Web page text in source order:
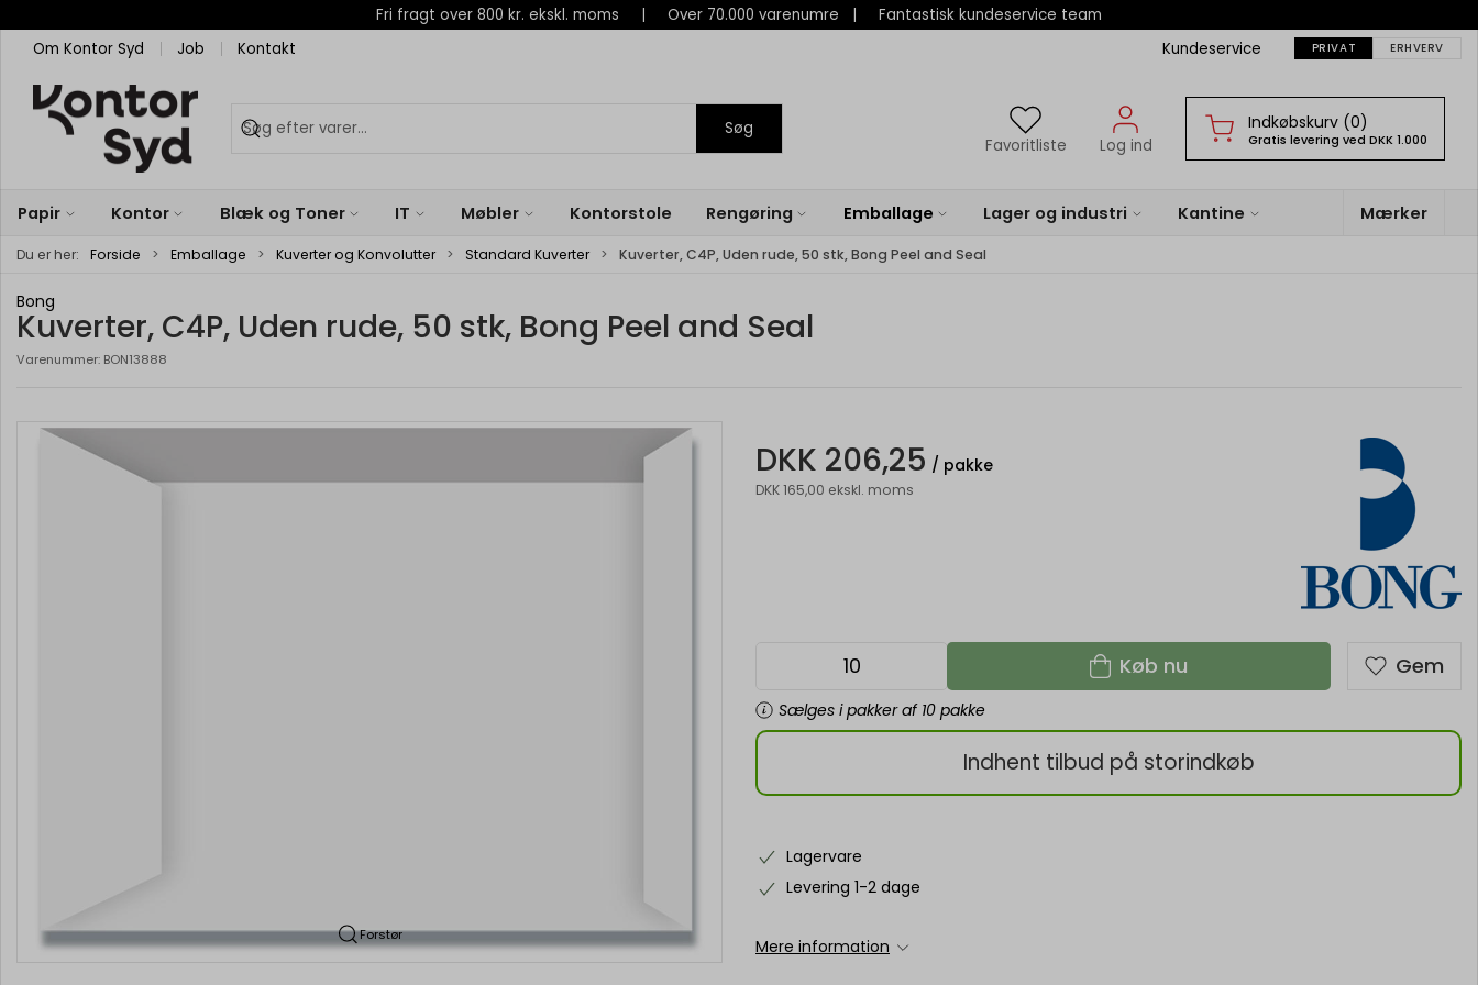
Fri fragt over 800 kr. ekskl. moms | Over 70.000 varenumre | Fantastisk kundeservice team
Om Kontor Syd
Job Kontakt Kundeservice PRIVAT ERHVERV
Søg
Favoritliste
Log ind
Indkøbskurv (0)
Gratis levering ved DKK 1.000
Papir Kontor Blæk og Toner IT Møbler Kontorstole Rengøring Emballage Lager og industri Kantine Mærker
Du er her: Forside Emballage Kuverter og Konvolutter Standard Kuverter Kuverter, C4P, Uden rude, 50 stk, Bong Peel and Seal
Bong
Kuverter, C4P, Uden rude, 50 stk, Bong Peel and Seal
Varenummer: BON13888
Forstør
DKK 206,25 / pakke
DKK 165,00 ekskl. moms
Køb nu
Sælges i pakker af 10 pakke
Gem
Indhent tilbud på storindkøb
Lagervare
Levering 1-2 dage
Mere information